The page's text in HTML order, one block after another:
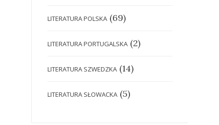
LITERATURA POLSKA (69)
LITERATURA PORTUGALSKA (2)
LITERATURA SZWEDZKA (14)
LITERATURA SŁOWACKA (5)